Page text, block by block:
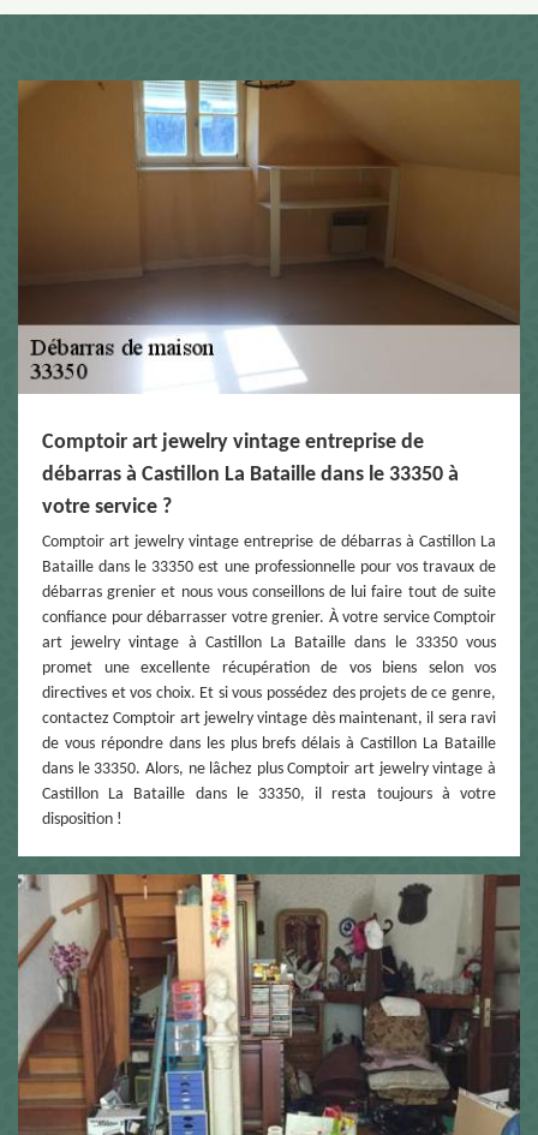
Comptoir art jewelry vintage entreprise de
débarras à Castillon La Bataille dans le 33350 à
votre service ?
Comptoir art jewelry vintage entreprise de débarras à Castillon La
Bataille dans le 33350 est une professionnelle pour vos travaux de
débarras grenier et nous vous conseillons de lui faire tout de suite
confiance pour débarrasser votre grenier. À votre service Comptoir
art jewelry vintage à Castillon La Bataille dans le 33350 vous
promet une excellente récupération de vos biens selon vos
directives et vos choix. Et si vous possédez des projets de ce genre,
contactez Comptoir art jewelry vintage dès maintenant, il sera ravi
de vous répondre dans les plus brefs délais à Castillon La Bataille
dans le 33350. Alors, ne lâchez plus Comptoir art jewelry vintage à
Castillon La Bataille dans le 33350, il resta toujours à votre
disposition !